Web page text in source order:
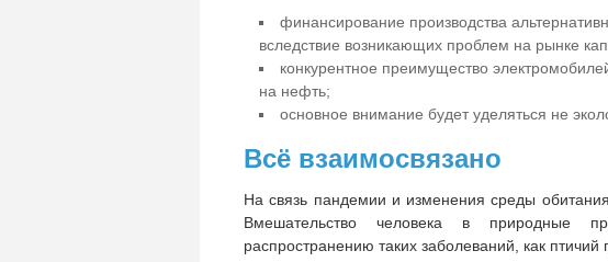
финансирование производства
вследствие возникающих проблем на рынке
конкурентное преимущество
на нефть;
основное внимание будет уделяться не
Всё взаимосвязано
На связь пандемии и изменения среды
Вмешательство человека в природные
распространению таких заболеваний, как